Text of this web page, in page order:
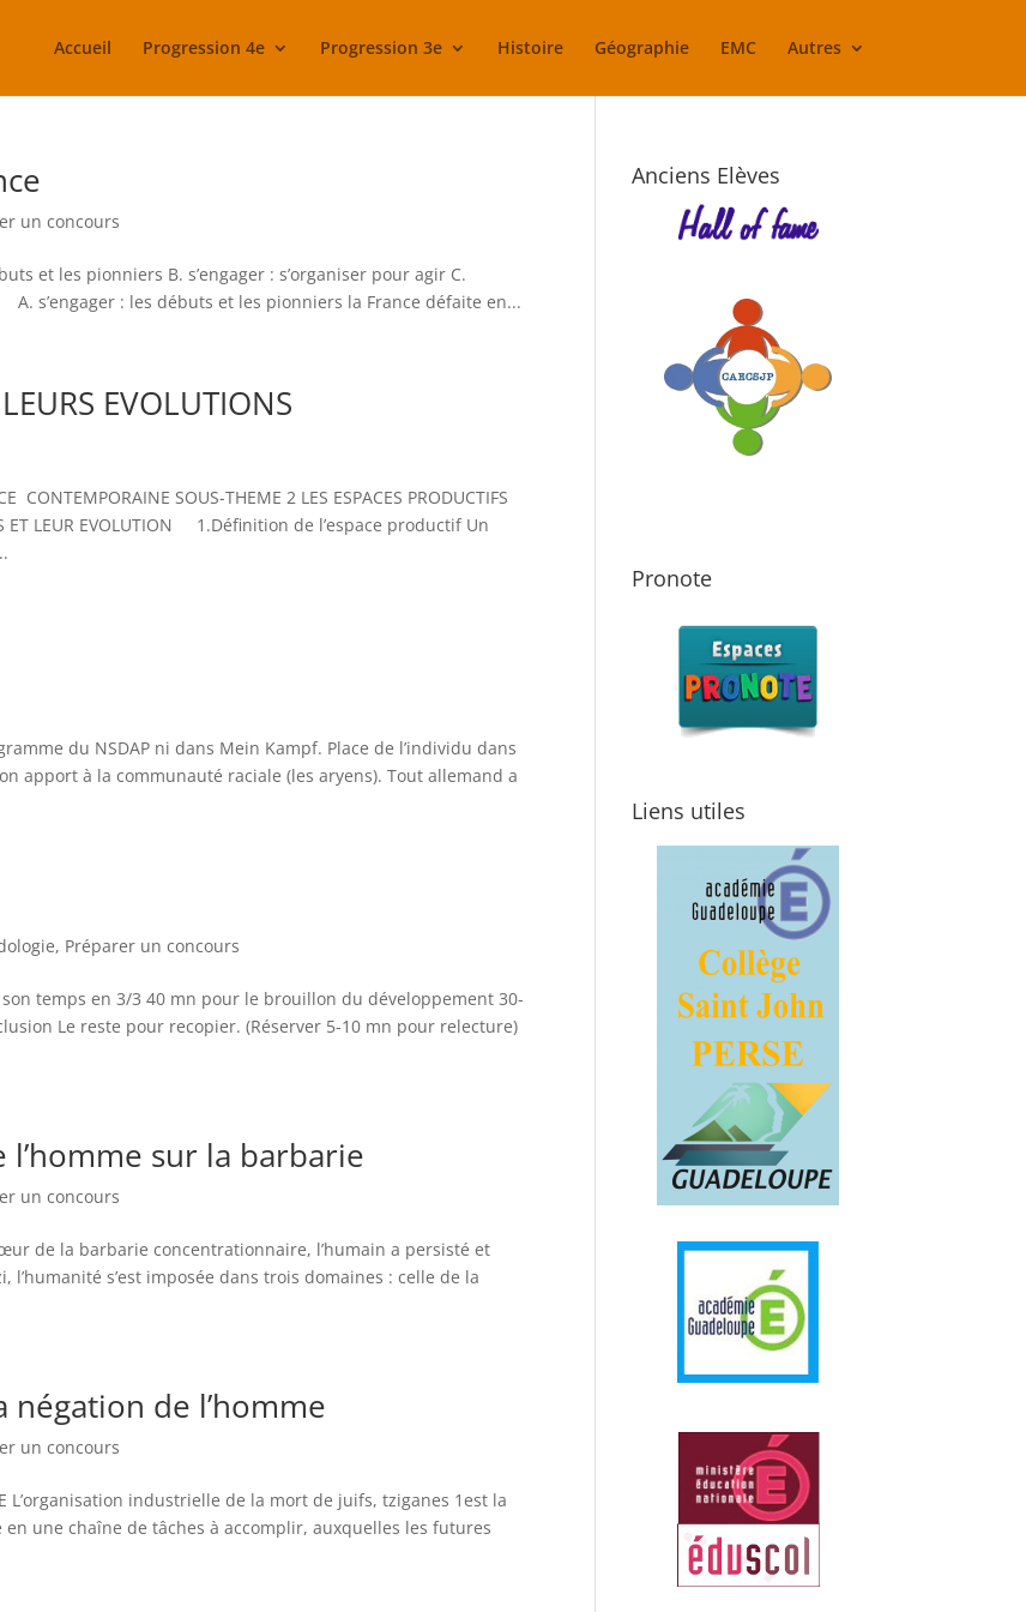
Accueil Progression 4e Progression 3e Histoire Géographie EMC Autres
un concours
et les pionniers B. s’engager : s’organiser pour agir C.
: les débuts et les pionniers la France défaite en...
EVOLUTIONS
CONTEMPORAINE SOUS-THEME 2 LES ESPACES PRODUCTIFS
ET LEUR EVOLUTION 1.Définition de l’espace productif Un
du NSDAP ni dans Mein Kampf. Place de l’individu dans
apport à la communauté raciale (les aryens). Tout allemand a
, Préparer un concours
son temps en 3/3 40 mn pour le brouillon du développement 30-
Le reste pour recopier. (Réserver 5-10 mn pour relecture)
sur la barbarie
un concours
cœur de la barbarie concentrationnaire, l’humain a persisté et
s’est imposée dans trois domaines : celle de la
négation de l’homme
un concours
L’organisation industrielle de la mort de juifs, tziganes 1est la
en une chaîne de tâches à accomplir, auxquelles les futures
Anciens Elèves
Pronote
Liens utiles